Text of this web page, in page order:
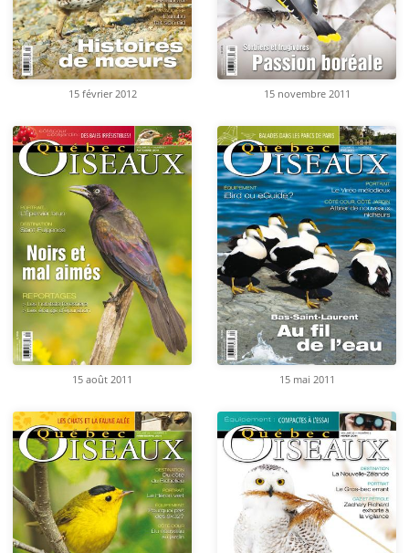
15 février 2012 15 novembre 2011
15 août 2011 15 mai 2011